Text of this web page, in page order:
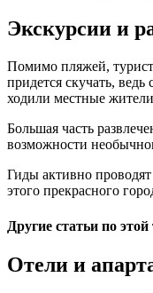
Экскурсии и
Помимо пляжей,
придется скучать,
ходили местные
Большая часть
возможности
Гиды активно
этого прекрасного
Другие статьи по этой
Отели и